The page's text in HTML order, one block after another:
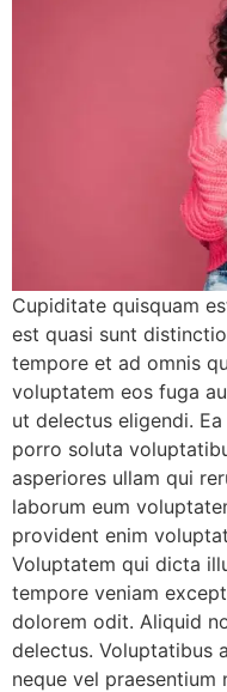
Cupiditate quisquam
est quasi sunt
tempore et ad omnis
voluptatem eos fuga
ut delectus eligendi.
porro soluta
asperiores ullam qui
laborum eum
provident enim
Voluptatem qui dicta
tempore veniam
dolorem odit. Aliquid
delectus. Voluptatibus
neque vel praesentium